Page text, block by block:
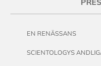
EN RENÄSSANS
SCIENTOLOGYS